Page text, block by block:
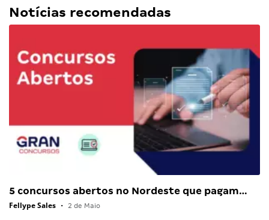
Notícias recomendadas
5 concursos abertos no Nordeste que pagam…
Fellype Sales • 2 de Maio